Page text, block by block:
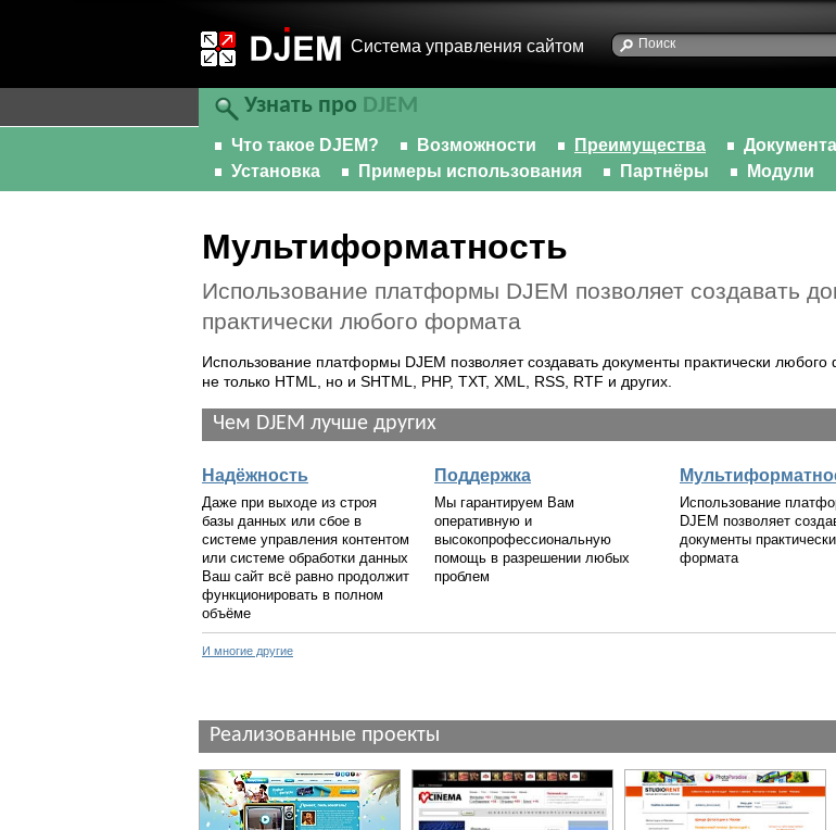
Cистема управления сайтом
Узнать про DJEM
Что такое DJEM? Возможности Преимущества
Установка
Примеры использования Партнёры Модули
Мультиформатность
Использование платформы DJEM позволяет создавать
практически любого формата
Использование платформы DJEM позволяет создавать документы практически
не только HTML, но и SHTML, PHP, TXT, XML, RSS, RTF и других.
Чем DJEM лучше других
Надёжность
Даже при выходе из строя
базы данных или сбое в
системе управления контентом
или системе обработки данных
Ваш сайт всё равно продолжит
функционировать в полном
объёме
Поддержка
Мы гарантируем Вам
оперативную и
высокопрофессиональную
помощь в разрешении любых
проблем
Использование
DJEM позволяет
документы
формата
И многие другие
Реализованные проекты